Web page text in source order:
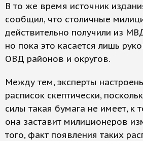
В то же время источник
сообщил, что столичные
действительно получили из
но пока это касается лишь
ОВД районов и округов.
Между тем, эксперты
расписок скептически,
силы такая бумага не имеет, к
она заставит милиционеров
того, факт появления таких